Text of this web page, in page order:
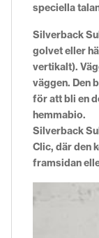
speciella
Silverback
golvet eller
vertikalt).
väggen. Den
för att bli en
hemmabio.
Silverback
Clic, där den
framsidan